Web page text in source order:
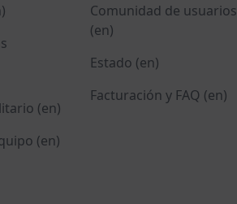
(en)
(en)
Comunidad de usuarios
(en)
Estado (en)
Facturación y FAQ (en)